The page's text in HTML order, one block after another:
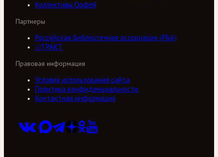
Коллективы Орфей
Партнеры
Российская библиотечная ассоциация (РБА)
///ТРАКТ
Правовая информация
Условия использования сайта
Политика конфиденциальности
Контактная информация